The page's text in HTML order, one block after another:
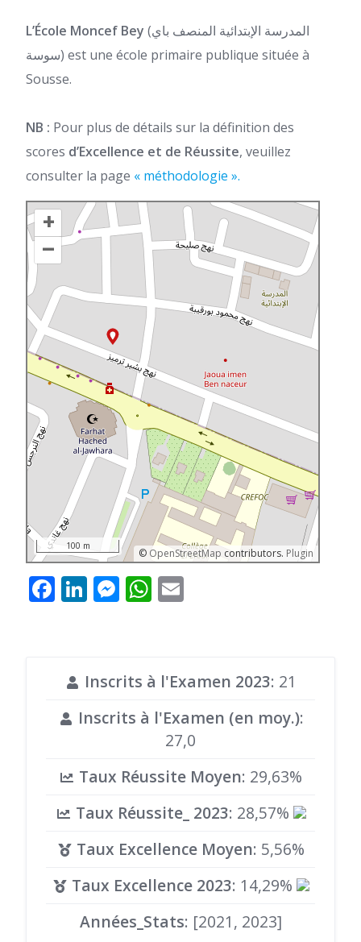
L’École Moncef Bey (المدرسة الإبتدائية المنصف باي
سوسة) est une école primaire publique située à
Sousse.
NB : Pour plus de détails sur la définition des
scores d’Excellence et de Réussite, veuillez
consulter la page « méthodologie ».
+
–
© OpenStreetMap contributors. Plugin
100 m
Facebook
LinkedIn
Messenger
WhatsApp
Inscrits à l'Examen 2023: 21
Inscrits à l'Examen (en moy.):
27,0
Taux Réussite Moyen: 29,63%
Taux Réussite_ 2023: 28,57%
Taux Excellence Moyen: 5,56%
Taux Excellence 2023: 14,29%
Années_Stats: [2021, 2023]